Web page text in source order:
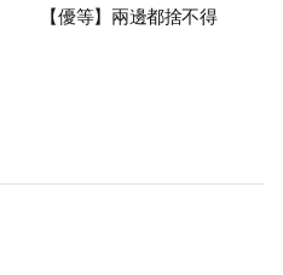
【優等】兩邊都捨不得